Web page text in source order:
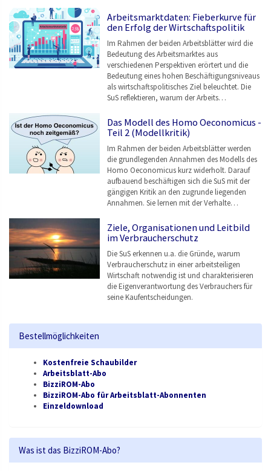
Arbeitsmarktdaten: Fieberkurve für
den Erfolg der Wirtschaftspolitik
Im Rahmen der beiden Arbeitsblätter wird die
Bedeutung des Arbeitsmarktes aus
verschiedenen Perspektiven erörtert und die
Bedeutung eines hohen Beschäftigungsniveaus
als wirtschaftspolitisches Ziel beleuchtet. Die
SuS reflektieren, warum der Arbeits…
Das Modell des Homo Oeconomicus -
Teil 2 (Modellkritik)
Im Rahmen der beiden Arbeitsblätter werden
die grundlegenden Annahmen des Modells des
Homo Oeconomicus kurz widerholt. Darauf
aufbauend beschäftigen sich die SuS mit der
gängigen Kritik an den zugrunde liegenden
Annahmen. Sie lernen mit der Verhalte…
Ziele, Organisationen und Leitbild
im Verbraucherschutz
Die SuS erkennen u.a. die Gründe, warum
Verbraucherschutz in einer arbeitsteiligen
Wirtschaft notwendig ist und charakterisieren
die Eigenverantwortung des Verbrauchers für
seine Kaufentscheidungen.
Bestellmöglichkeiten
Kostenfreie Schaubilder
Arbeitsblatt-Abo
BizziROM-Abo
BizziROM-Abo für Arbeitsblatt-Abonnenten
Einzeldownload
Was ist das BizziROM-Abo?